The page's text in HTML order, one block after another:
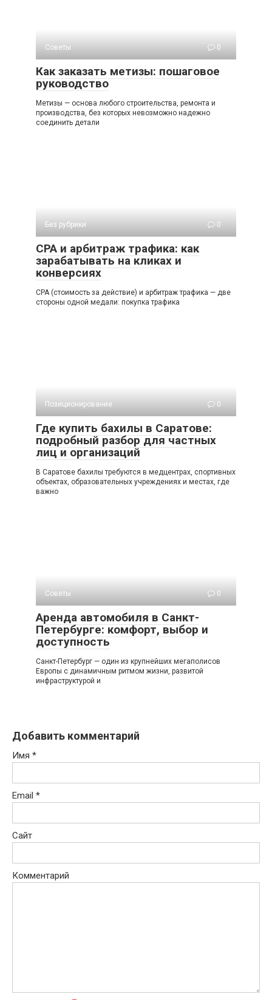
Советы 0
Как заказать метизы: пошаговое
руководство
Метизы — основа любого строительства, ремонта и
производства, без которых невозможно надежно
соединить детали
Без рубрики 0
СРА и арбитраж трафика: как
зарабатывать на кликах и
конверсиях
СРА (стоимость за действие) и арбитраж трафика — две
стороны одной медали: покупка трафика
Позиционирование 0
Где купить бахилы в Саратове:
подробный разбор для частных
лиц и организаций
В Саратοве бахилы требуются в медцентрах, спортивных
объектах, образовательных учреждениях и местах, где
важно
Советы 0
Аренда автомобиля в Санкт-
Петербурге: комфорт, выбор и
доступность
Санкт-Петербург — один из крупнейших мегаполисов
Европы с динамичным ритмом жизни, развитой
инфраструктурой и
Добавить комментарий
Имя *
Email *
Сайт
Комментарий